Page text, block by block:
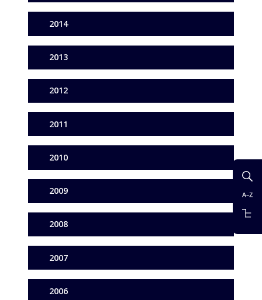
2014
2013
2012
2011
2010
2009
2008
2007
2006